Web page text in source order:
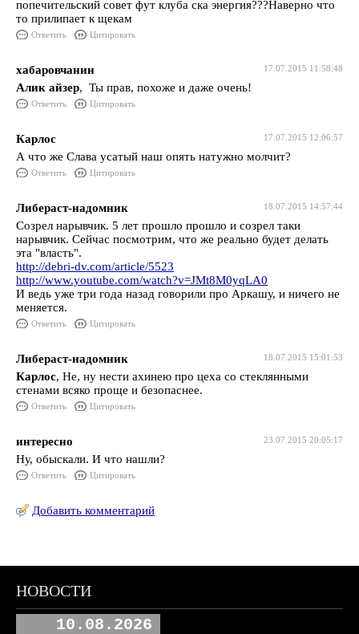
попечительский совет фут клуба ска энергия???Наверно что
то прилипает к щекам
Ответить Цитировать
17.07.2015 11:58:48
хабаровчанин
Алик айзер, Ты прав, похоже и даже очень!
Ответить Цитировать
17.07.2015 12:06:57
Карлос
А что же Слава усатый наш опять натужно молчит?
Ответить Цитировать
18.07.2015 14:57:44
Либераст-надомник
Созрел нарывчик. 5 лет прошло прошло и созрел таки
нарывчик. Сейчас посмотрим, что же реально будет делать
эта "власть".
http://debri-dv.com/article/5523
http://www.youtube.com/watch?v=JMt8M0yqLA0
И ведь уже три года назад говорили про Аркашу, и ничего не
меняется.
Ответить Цитировать
18.07.2015 15:01:53
Либераст-надомник
Карлос, Не, ну нести ахинею про цеха со стеклянными
стенами всяко проще и безопаснее.
Ответить Цитировать
23.07.2015 20:05:17
интересно
Ну, обыскали. И что нашли?
Ответить Цитировать
Добавить комментарий
НОВОСТИ
10.08.2026